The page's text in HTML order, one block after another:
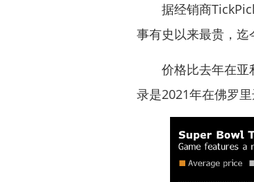
据经销商TickPick
事有史以来最贵，迄
价格比去年在亚
录是2021年在佛罗